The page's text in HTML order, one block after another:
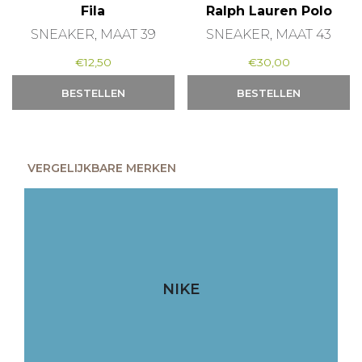
Fila
SNEAKER, MAAT 39
€12,50
BESTELLEN
Ralph Lauren Polo
SNEAKER, MAAT 43
€30,00
BESTELLEN
VERGELIJKBARE MERKEN
NIKE